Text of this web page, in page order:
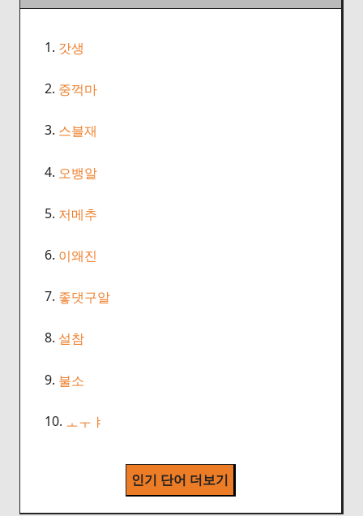
1. 갓생
2. 중꺽마
3. 스블재
4. 오뱅알
5. 저메추
6. 이왜진
7. 좋댓구알
8. 설참
9. 불소
10. ㅗㅜㅑ
인기 단어 더보기